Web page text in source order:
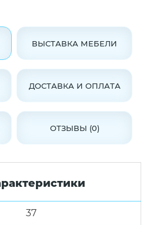
ВЫСТАВКА МЕБЕЛИ
ДОСТАВКА И ОПЛАТА
ОТЗЫВЫ (0)
37